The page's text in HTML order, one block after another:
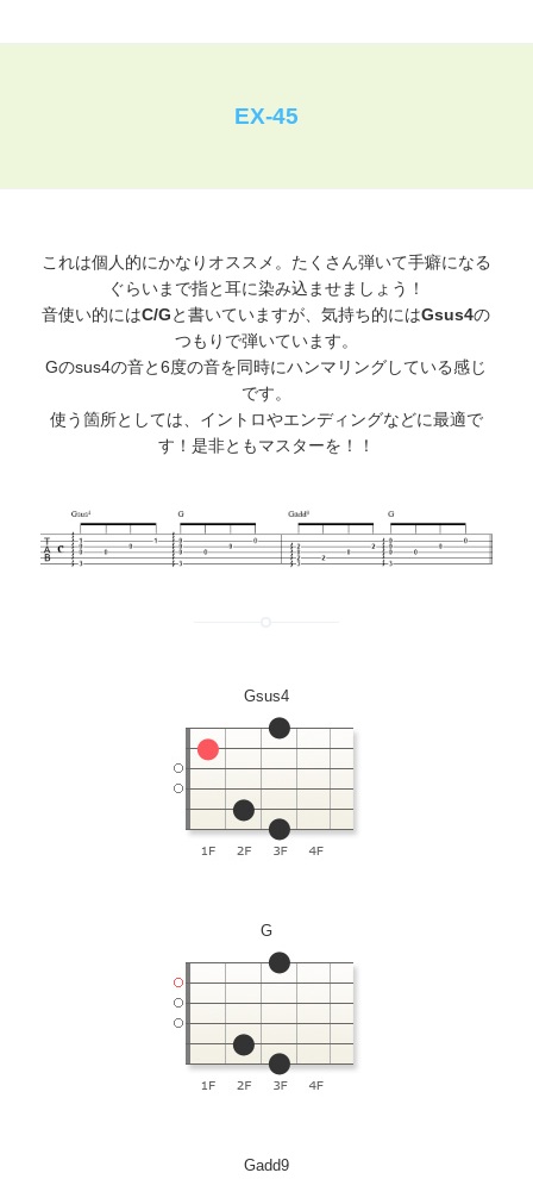
EX-45
これは個人的にかなりオススメ。たくさん弾いて手癖になる
ぐらいまで指と耳に染み込ませましょう！
音使い的にはC/Gと書いていますが、気持ち的にはGsus4の
つもりで弾いています。
Gのsus4の音と6度の音を同時にハンマリングしている感じ
です。
使う箇所としては、イントロやエンディングなどに最適で
す！是非ともマスターを！！
Gsus4
G
Gadd9